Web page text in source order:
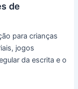
de
para crianças
jogos
da escrita e o